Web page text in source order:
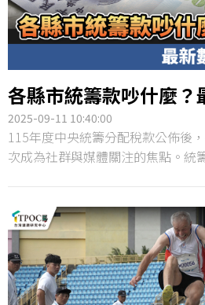
各縣市統籌款吵什麼？
兩樣情
2025-09-11 10:40:00
115年度中央統籌分配稅款公佈後
次成為社群與媒體關注的焦點。統
TPOC台灣議題研究中心透過
22縣市的討論聲量，並將其與統籌
現人均配額相差近一倍的雙北縣市
置，但台北延伸出「錢多還要冷氣
「人多卻分得少」的聲浪，形成雙